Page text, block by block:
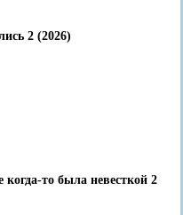
2 (2026)
то была невесткой 2